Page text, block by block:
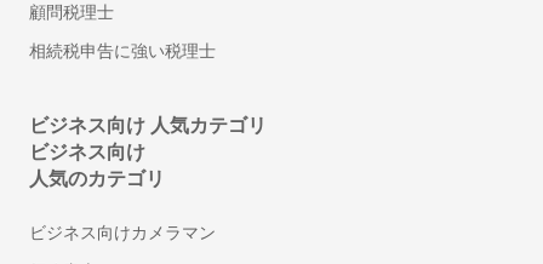
許認可に強い行政書士
離婚の公正証書に強い行政書士
建設業許可の申請に強い行政書士
ビザ申請代行・入管業務代行に強い行政書士
内容証明・債権債務問題に強い行政書士
自動車の名義・住所変更代行に強い行政書士
顧問税理士
相続税申告に強い税理士
ビジネス向け 人気カテゴリ
ビジネス向け
人気のカテゴリ
ビジネス向けカメラマン